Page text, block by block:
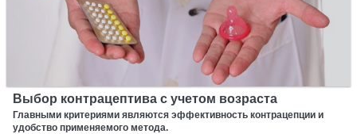
Выбор контрацептива с учетом возраста
Главными критериями являются эффективность контрацепции и
удобство применяемого метода.